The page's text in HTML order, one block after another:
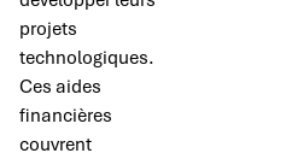
projets
technologiques.
Ces aides
financières
couvrent